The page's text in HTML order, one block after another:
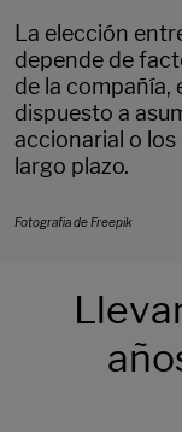
La elección
depende de
de la compañía,
dispuesto a
accionarial o
largo plazo.
Fotografia de Freepik